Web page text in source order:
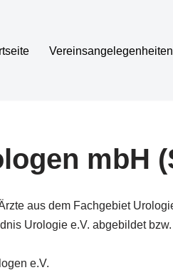
Vereinsangelegenheiten
mbH
aus dem Fachgebiet
Urologie e.V. abgebildet
e.V.